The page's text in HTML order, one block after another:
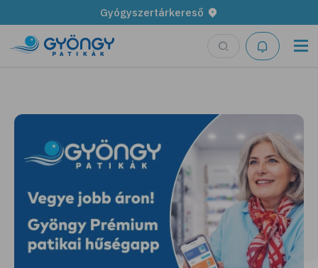
Gyógyszertárkereső
Legyen fűszerkertünk!